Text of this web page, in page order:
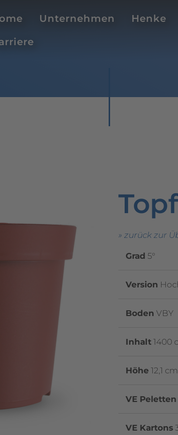
Unternehmen Henke
Topf
» zurück zur
Grad 5°
Version
Boden VBY
Inhalt 1400
Höhe 12,1 cm
VE Peletten
VE Kartons